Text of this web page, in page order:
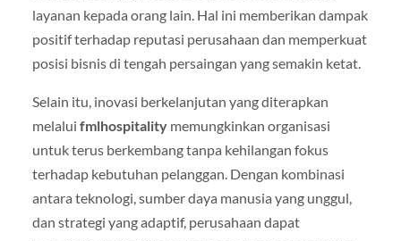
layanan kepada orang lain. Hal ini memberikan dampak
positif terhadap reputasi perusahaan dan memperkuat
posisi bisnis di tengah persaingan yang semakin ketat.
Selain itu, inovasi berkelanjutan yang diterapkan
melalui fmlhospitalitymemungkinkan organisasi
untuk terus berkembang tanpa kehilangan fokus
terhadap kebutuhan pelanggan. Dengan kombinasi
antara teknologi, sumber daya manusia yang unggul,
dan strategi yang adaptif, perusahaan dapat